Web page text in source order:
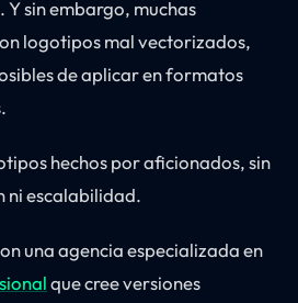
. Y sin embargo, muchas
logotipos mal vectorizados,
de aplicar en formatos
hechos por aficionados, sin
ni escalabilidad.
una agencia especializada en
que cree versiones